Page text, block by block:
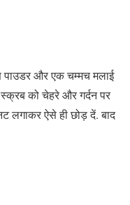
और एक चम्मच मलाई
को चेहरे और गर्दन पर
लगाकर ऐसे ही छोड़ दें. बाद